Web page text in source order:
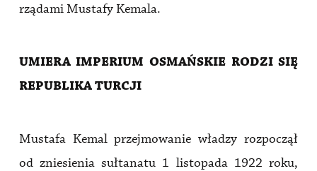
rządami Mustafy Kemala.
UMIERA IMPERIUM OSMAŃSKIE RODZI SIĘ
REPUBLIKA TURCJI
Mustafa Kemal przejmowanie władzy rozpoczął
od zniesienia sułtanatu 1 listopada 1922 roku,